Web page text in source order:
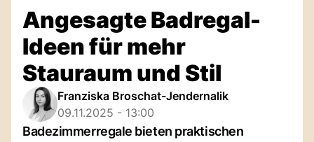
Angesagte Badregal-
Ideen für mehr
Stauraum und Stil
Franziska Broschat-Jendernalik
09.11.2025 - 13:00
Badezimmerregale bieten praktischen